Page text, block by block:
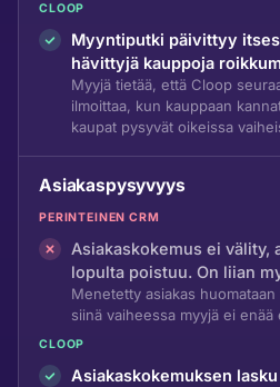
CLOOP
Myyntiputki päivittyy
hävittyjä kauppoja
Myyjä tietää, että Cloop
ilmoittaa, kun kauppaan
kaupat pysyvät oikeissa
Asiakaspysyvyys
PERINTEINEN CRM
Asiakaskokemus ei välity,
lopulta poistuu. On liian
Menetetty asiakas
siinä vaiheessa myyjä ei enää
CLOOP
Asiakaskokemuksen